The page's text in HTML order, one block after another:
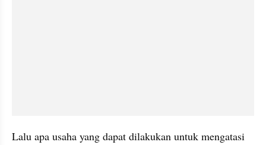
Lalu apa usaha yang dapat dilakukan untuk mengatasi